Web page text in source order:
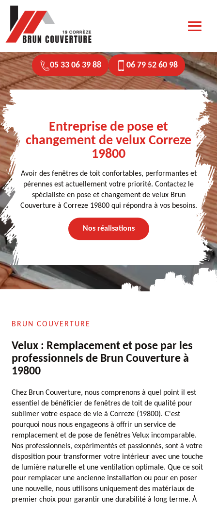
05 33 06 39 88 06 79 52 60 98
Entreprise de pose et
changement de velux Correze
19800
Avoir des fenêtres de toit confortables, performantes et
pérennes est actuellement votre priorité. Contactez le
spécialiste en pose et changement de velux Brun
Couverture à Correze 19800 qui répondra à vos besoins.
Nos réalisations
BRUN COUVERTURE
Velux : Remplacement et pose par les
professionnels de Brun Couverture à
19800
Chez Brun Couverture, nous comprenons à quel point il est
essentiel de bénéficier de fenêtres de toit de qualité pour
sublimer votre espace de vie à Correze (19800). C'est
pourquoi nous nous engageons à offrir un service de
remplacement et de pose de fenêtres Velux incomparable.
Nos professionnels, expérimentés et passionnés, sont à votre
disposition pour transformer votre intérieur avec une touche
de lumière naturelle et une ventilation optimale. Que ce soit
pour remplacer une ancienne installation ou pour en poser
une nouvelle, nous utilisons uniquement des matériaux de
premier choix pour garantir une durabilité à long terme. À